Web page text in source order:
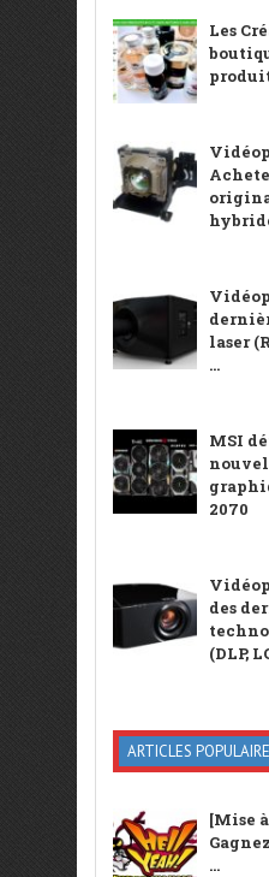
Les
laser
...
MSI
2070
des
(DLP,
ARTICLES
[Mise
...